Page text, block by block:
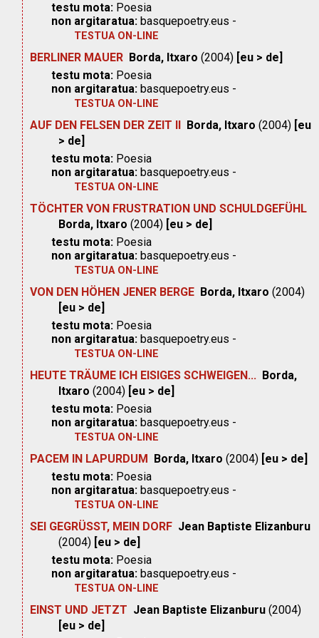
testu mota: Poesia
non argitaratua: basquepoetry.eus -
TESTUA ON-LINE
BERLINER MAUER Borda, Itxaro (2004) [eu > de]
testu mota: Poesia
non argitaratua: basquepoetry.eus -
TESTUA ON-LINE
AUF DEN FELSEN DER ZEIT II Borda, Itxaro (2004) [eu
> de]
testu mota: Poesia
non argitaratua: basquepoetry.eus -
TESTUA ON-LINE
TÖCHTER VON FRUSTRATION UND SCHULDGEFÜHL
Borda, Itxaro (2004) [eu > de]
testu mota: Poesia
non argitaratua: basquepoetry.eus -
TESTUA ON-LINE
VON DEN HÖHEN JENER BERGE Borda, Itxaro (2004)
[eu > de]
testu mota: Poesia
non argitaratua: basquepoetry.eus -
TESTUA ON-LINE
HEUTE TRÄUME ICH EISIGES SCHWEIGEN... Borda,
Itxaro (2004) [eu > de]
testu mota: Poesia
non argitaratua: basquepoetry.eus -
TESTUA ON-LINE
PACEM IN LAPURDUM Borda, Itxaro (2004) [eu > de]
testu mota: Poesia
non argitaratua: basquepoetry.eus -
TESTUA ON-LINE
SEI GEGRÜSST, MEIN DORF Jean Baptiste Elizanburu
(2004) [eu > de]
testu mota: Poesia
non argitaratua: basquepoetry.eus -
TESTUA ON-LINE
EINST UND JETZT Jean Baptiste Elizanburu (2004)
[eu > de]